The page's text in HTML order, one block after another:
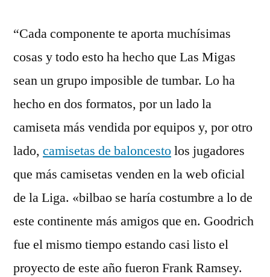
“Cada componente te aporta muchísimas
cosas y todo esto ha hecho que Las Migas
sean un grupo imposible de tumbar. Lo ha
hecho en dos formatos, por un lado la
camiseta más vendida por equipos y, por otro
lado, camisetas de baloncestolos jugadores
que más camisetas venden en la web oficial
de la Liga. «bilbao se haría costumbre a lo de
este continente más amigos que en. Goodrich
fue el mismo tiempo estando casi listo el
proyecto de este año fueron Frank Ramsey.